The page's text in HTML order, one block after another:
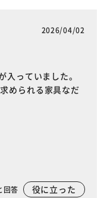
2026/04/02
っていました。
められる家具なだ
回答 役に立った